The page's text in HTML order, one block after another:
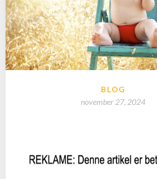
BLOG
november 27, 2024